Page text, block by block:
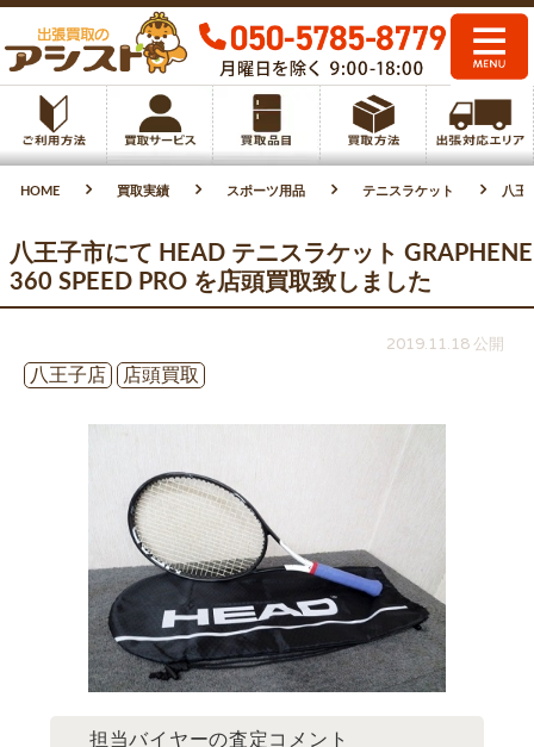
HOME 買取実績 スポーツ用品 テニスラケット 八王
八王子市にて HEAD テニスラケット GRAPHENE
360 SPEED PRO を店頭買取致しました
2019.11.18 公開
八王子店
店頭買取
担当バイヤーの査定コメント